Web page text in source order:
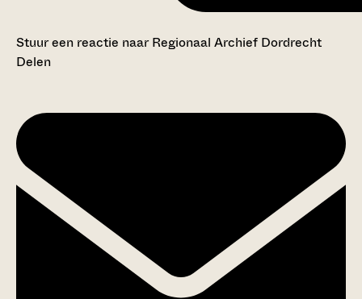
Stuur een reactie naar Regionaal Archief Dordrecht
Delen